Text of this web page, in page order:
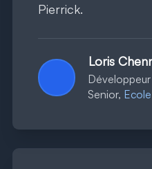
Pierrick.
Loris
Développeur
Senior,